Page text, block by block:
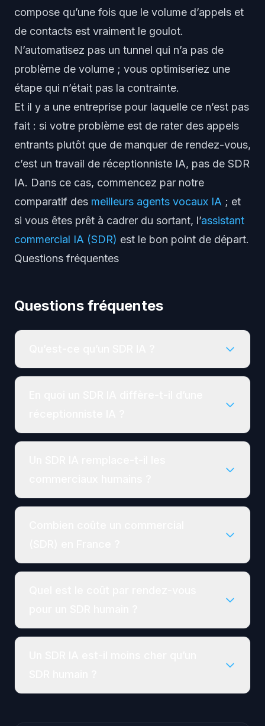
compose qu’une fois que le volume d’appels et
de contacts est vraiment le goulot.
N’automatisez pas un tunnel qui n’a pas de
problème de volume ; vous optimiseriez une
étape qui n’était pas la contrainte.
Et il y a une entreprise pour laquelle ce n’est pas
fait : si votre problème est de rater des appels
entrants plutôt que de manquer de rendez-vous,
c’est un travail de réceptionniste IA, pas de SDR
IA. Dans ce cas, commencez par notre
comparatif des meilleurs agents vocaux IA ; et
si vous êtes prêt à cadrer du sortant, l’assistant
commercial IA (SDR) est le bon point de départ.
Questions fréquentes
Questions fréquentes